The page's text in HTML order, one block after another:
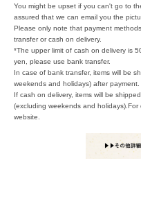
You might be upset if you can't go to
assured that we can email you the
Please only note that payment
transfer or cash on delivery.
*The upper limit of cash on delivery is
yen, please use bank transfer.
In case of bank transfer, items will be
weekends and holidays) after payment.
If cash on delivery, items will be
(excluding weekends and
website.